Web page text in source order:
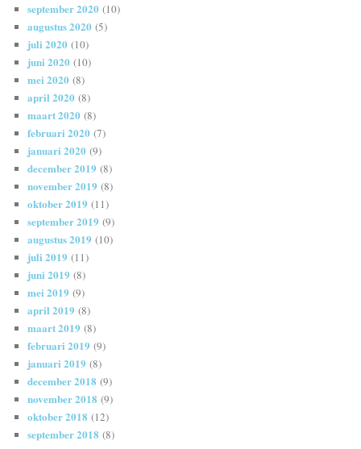
september 2020 (10)
augustus 2020 (5)
juli 2020 (10)
juni 2020 (10)
mei 2020 (8)
april 2020 (8)
maart 2020 (8)
februari 2020 (7)
januari 2020 (9)
december 2019 (8)
november 2019 (8)
oktober 2019 (11)
september 2019 (9)
augustus 2019 (10)
juli 2019 (11)
juni 2019 (8)
mei 2019 (9)
april 2019 (8)
maart 2019 (8)
februari 2019 (9)
januari 2019 (8)
december 2018 (9)
november 2018 (9)
oktober 2018 (12)
september 2018 (8)